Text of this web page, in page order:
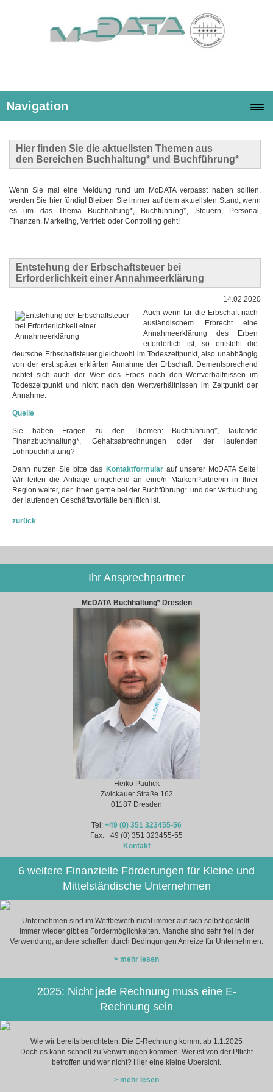
Navigation
Hier finden Sie die aktuellsten Themen aus
den Bereichen Buchhaltung* und Buchführung*
Wenn Sie mal eine Meldung rund um McDATA verpasst haben sollten,
werden Sie hier fündig! Bleiben Sie immer auf dem aktuellsten Stand, wenn
es um das Thema Buchhaltung*, Buchführung*, Steuern, Personal,
Finanzen, Marketing, Vertrieb oder Controlling geht!
Entstehung der Erbschaftsteuer bei
Erforderlichkeit einer Annahmeerklärung
14.02.2020
Auch wenn für die Erbschaft nach
ausländischem Erbrecht eine
Annahmeerklärung des Erben
erforderlich ist, so entsteht die
deutsche Erbschaftsteuer gleichwohl im Todeszeitpunkt, also unabhängig
von der erst später erklärten Annahme der Erbschaft. Dementsprechend
richtet sich auch der Wert des Erbes nach den Wertverhältnissen im
Todeszeitpunkt und nicht nach den Wertverhältnissen im Zeitpunkt der
Annahme.
Quelle
Sie haben Fragen zu den Themen: Buchführung*, laufende
Finanzbuchhaltung*, Gehaltsabrechnungen oder der laufenden
Lohnbuchhaltung?
Dann nutzen Sie bitte das Kontaktformularauf unserer McDATA Seite!
Wir leiten die Anfrage umgehend an eine/n MarkenPartner/in in Ihrer
Region weiter, der Ihnen gerne bei der Buchführung* und der Verbuchung
der laufenden Geschäftsvorfälle behilflich ist.
zurück
Ihr Ansprechpartner
McDATA Buchhaltung* Dresden
Heiko Paulick
Zwickauer Straße 162
01187 Dresden
Tel: +49 (0) 351 323455-56
Fax: +49 (0) 351 323455-55
Kontakt
6 weitere Finanzielle Förderungen für Kleine und
Mittelständische Unternehmen
Unternehmen sind im Wettbewerb nicht immer auf sich selbst gestellt.
Immer wieder gibt es Fördermöglichkeiten. Manche sind sehr frei in der
Verwendung, andere schaffen durch Bedingungen Anreize für Unternehmen.
> mehr lesen
2025: Nicht jede Rechnung muss eine E-
Rechnung sein
Wie wir bereits berichteten. Die E-Rechnung kommt ab 1.1.2025
Doch es kann schnell zu Verwirrungen kommen. Wer ist von der Pflicht
betroffen und wer nicht? Hier eine kleine Übersicht.
> mehr lesen